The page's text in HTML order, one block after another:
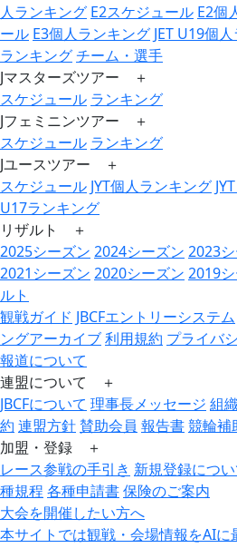
人ランキング E2スケジュール E2個
ール E3個人ランキング JET U19個
ランキングチーム・選手
Jマスターズツアー ＋
スケジュール ランキング
Jフェミニンツアー ＋
スケジュール ランキング
Jユースツアー ＋
スケジュール JYT個人ランキング
U17ランキング
リザルト ＋
2025シーズン 2024シーズン 2023
2021シーズン 2020シーズン 2019
ルト
観戦ガイド JBCFエントリーシステム
ングアーカイブ利用規約 プライバ
報道について
連盟について ＋
JBCFについて 理事長メッセージ 組
約 連盟方針賛助会員 報告書競輪補
加盟・登録 ＋
レース参戦の手引き 新規登録につ
種規程各種申請書保険のご案内
大会を開催したい方へ
本サイトでは観戦・会場情報をAI